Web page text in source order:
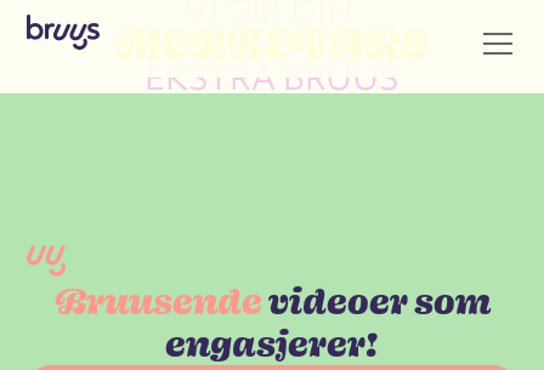
EKSTRA BRUUS
Bruusendevideoer som
engasjerer!